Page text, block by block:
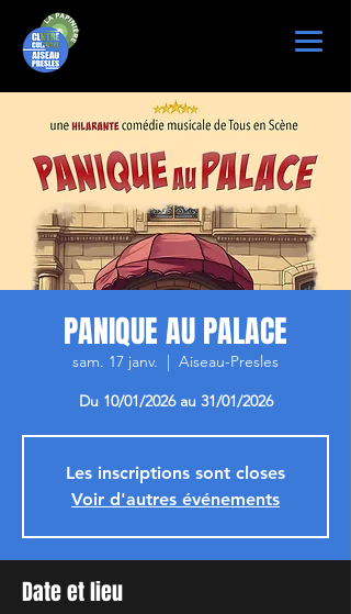
PANIQUE AU PALACE
sam. 17 janv.
  |
Aiseau-Presles
Du 10/01/2026 au 31/01/2026
Les inscriptions sont closes
Voir d'autres événements
Date et lieu